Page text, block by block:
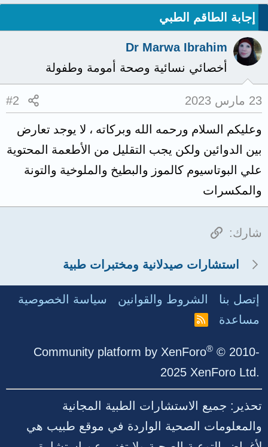
إجابة الطاقم الطبي
Dr Marwa Ibrahim
أخصائي نسائية وصحة أمومة وطفولة
23 مارس 2023 #2
وعليكم السلام ورحمه الله وبركاته ، لا يوجد تعارض
بين الدوائين ولكن يجب التقليل من الأطعمة المحتوية
علي البوتاسيوم كالموز والبطيخ والملوخية والتونة
والمكسرات
شارك: الرابط
استشارات صيدلانية ومختبرات طبية
إتصل بنا الشروط والقوانين
سياسة الخصوصية
مساعدة
R
Community platform by XenForo® © 2010-
2025 XenForo Ltd.
تحذير: جميع الاستشارات الطبية المجانية
والمعلومات الصحية الواردة في موقع طبيب هي